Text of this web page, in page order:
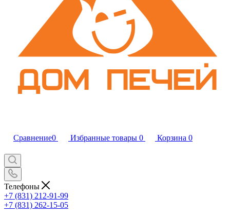
Сравнение0 Избранные товары 0 Корзина 0
Телефоны
+7 (831) 212-91-99
+7 (831) 262-15-05